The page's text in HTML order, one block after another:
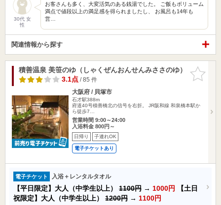
30代 女
性
お客さんも多く、大変活気のある銭湯でした。 ご飯もボリューム
満点で値段以上の満足感を得られましたし、 お風呂も14年も
営…
関連情報から探す
お気に入
りに追加
積善温泉 美笹のゆ（しゃくぜんおんせんみささのゆ）
3.1点/ 85 件
大阪府 / 貝塚市
石才駅388m
府道40号積善橋北の信号を右折。 JR阪和線 和泉橋本駅か
ら徒歩7…
営業時間 9:00～24:00
入浴料金 800円～
日帰り 子連れOK
電子チケットあり
電子チケット 入浴＋レンタルタオル
【平日限定】大人（中学生以上） 1100円 → 1000円
【土日
祝限定】大人（中学生以上） 1200円 → 1100円